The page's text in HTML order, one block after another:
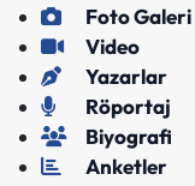
Foto Galeri
Video
Yazarlar
Röportaj
Biyografi
Anketler